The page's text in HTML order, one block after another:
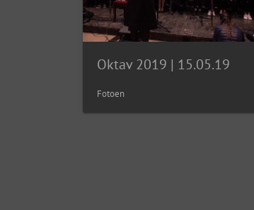
Oktav 2019 | 15.05.19
Fotoen